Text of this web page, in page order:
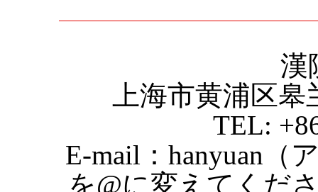
漢
上海市黄浦区
TEL:
E-mail：hanyuan（
を@に変えてく